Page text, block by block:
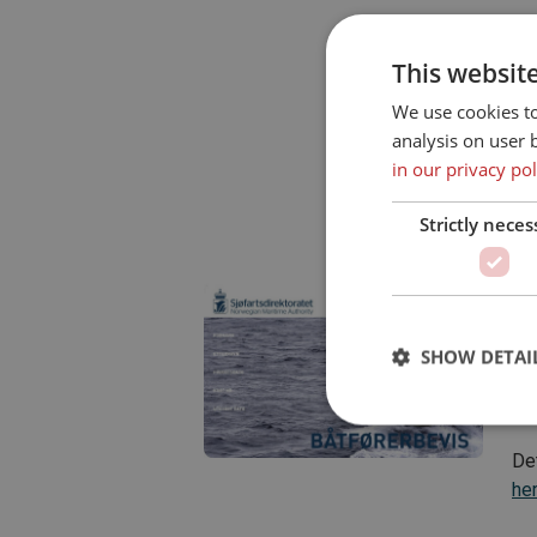
I
her
This
We use cookies
analysis on user
in our privacy
Strictly
SHOW